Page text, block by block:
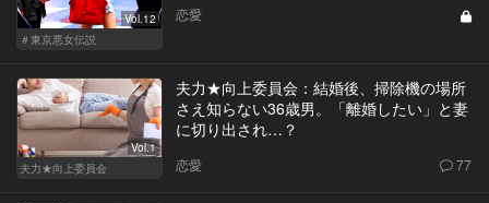
Vol.12
＃東京悪女伝説
恋愛
Vol.1
夫力★向上委員会
夫力★向上委員会：結婚後、掃除機の場所
さえ知らない36歳男。「離婚したい」と妻
に切り出され…？
恋愛 77